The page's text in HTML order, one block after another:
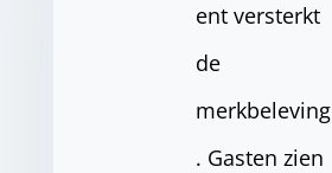
ent versterkt
de
merkbeleving
. Gasten zien